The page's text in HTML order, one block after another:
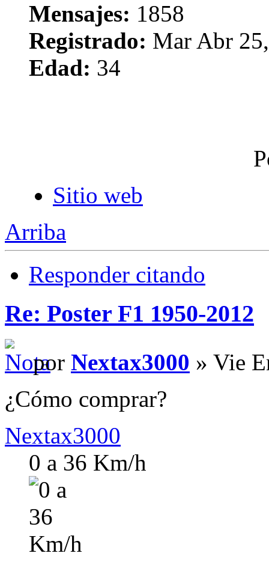
Mensajes: 1858
Registrado: Mar Abr
Edad: 34
Sitio web
Arriba
Responder citando
Re: Poster F1 1950-2012
por Nextax3000 » Vie
¿Cómo comprar?
Nextax3000
0 a 36 Km/h